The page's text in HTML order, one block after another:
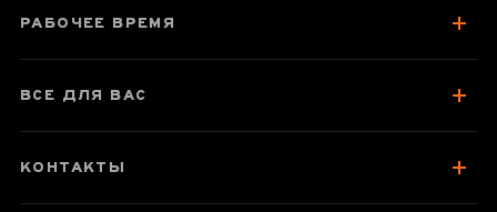
РАБОЧЕЕ ВРЕМЯ
ВСЕ ДЛЯ ВАС
КОНТАКТЫ